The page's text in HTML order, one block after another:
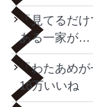
「見てるだけ
ある一家が…
「わたあめ
16万いいね